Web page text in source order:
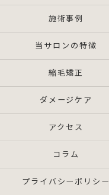
施術事例
当サロンの特徴
縮毛矯正
ダメージケア
アクセス
コラム
プライバシーポリシー